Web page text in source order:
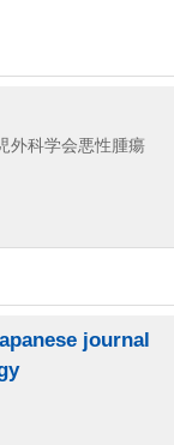
外科学会悪性腫瘍
journal